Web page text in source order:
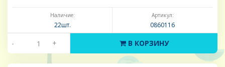
Наличие:
22шт.
Артикул:
0860116
- + В КОРЗИНУ